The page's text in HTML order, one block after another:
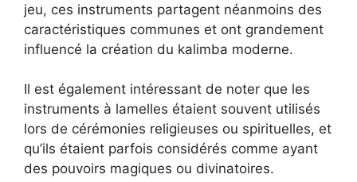
jeu, ces instruments partagent néanmoins des
caractéristiques communes et ont grandement
influencé la création du kalimba moderne.
Il est également intéressant de noter que les
instruments à lamelles étaient souvent utilisés
lors de cérémonies religieuses ou spirituelles, et
qu’ils étaient parfois considérés comme ayant
des pouvoirs magiques ou divinatoires.